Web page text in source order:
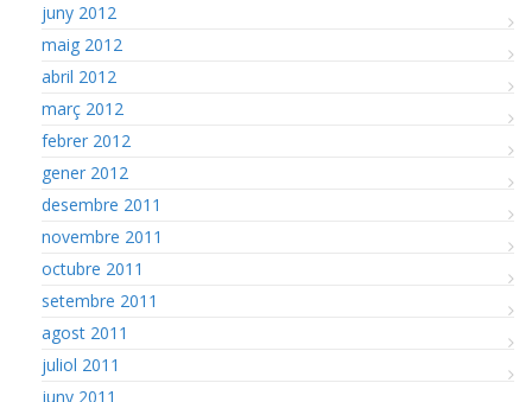
juny 2012
maig 2012
abril 2012
març 2012
febrer 2012
gener 2012
desembre 2011
novembre 2011
octubre 2011
setembre 2011
agost 2011
juliol 2011
juny 2011